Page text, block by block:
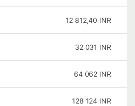
12 812,40 INR
32 031 INR
64 062 INR
128 124 INR